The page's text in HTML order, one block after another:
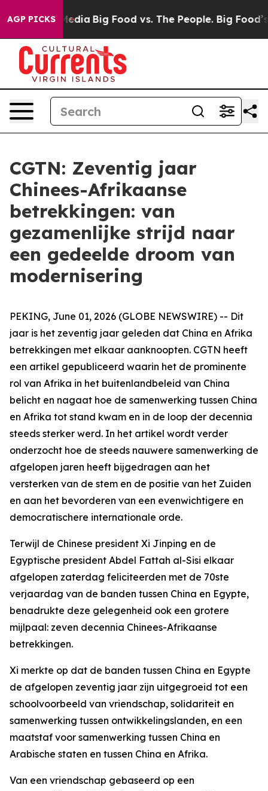
AGP PICKS
Media Big Food vs. The People. Big Food’s
CGTN: Zeventig jaar
Chinees-Afrikaanse
betrekkingen: van
gezamenlijke strijd naar
een gedeelde droom van
modernisering
PEKING, June 01, 2026 (GLOBE NEWSWIRE) -- Dit
jaar is het zeventig jaar geleden dat China en Afrika
betrekkingen met elkaar aanknoopten. CGTN heeft
een artikel gepubliceerd waarin het de prominente
rol van Afrika in het buitenlandbeleid van China
belicht en nagaat hoe de samenwerking tussen China
en Afrika tot stand kwam en in de loop der decennia
steeds sterker werd. In het artikel wordt verder
onderzocht hoe de steeds nauwere samenwerking de
afgelopen jaren heeft bijgedragen aan het
versterken van de stem en de positie van het Zuiden
en aan het bevorderen van een evenwichtigere en
democratischere internationale orde.
Terwijl de Chinese president Xi Jinping en de
Egyptische president Abdel Fattah al-Sisi elkaar
afgelopen zaterdag feliciteerden met de 70ste
verjaardag van de banden tussen China en Egypte,
benadrukte deze gelegenheid ook een grotere
mijlpaal: zeven decennia Chinees-Afrikaanse
betrekkingen.
Xi merkte op dat de banden tussen China en Egypte
de afgelopen zeventig jaar zijn uitgegroeid tot een
schoolvoorbeeld van vriendschap, solidariteit en
samenwerking tussen ontwikkelingslanden, en een
maatstaf voor samenwerking tussen China en
Arabische staten en tussen China en Afrika.
Van een vriendschap gebaseerd op een